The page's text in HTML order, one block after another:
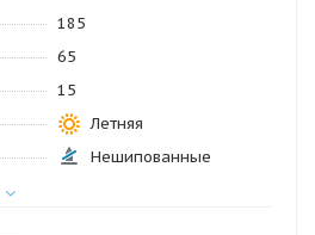
185
65
15
Летняя
Нешипованные